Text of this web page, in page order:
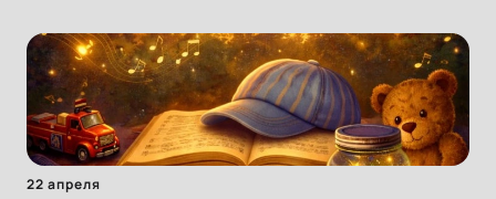
22 апреля